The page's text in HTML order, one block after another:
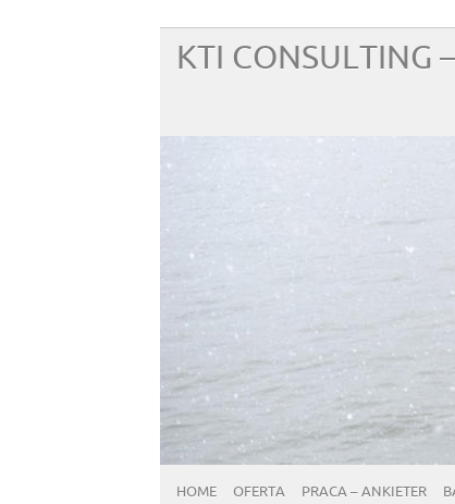
KTI CONSULTING
HOME OFERTA PRACA – ANKIETER